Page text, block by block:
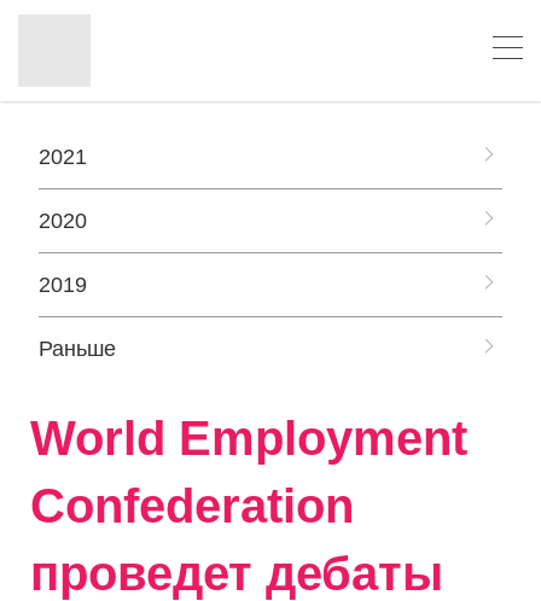
2021
2020
2019
Раньше
World Employment
Confederation
проведет дебаты